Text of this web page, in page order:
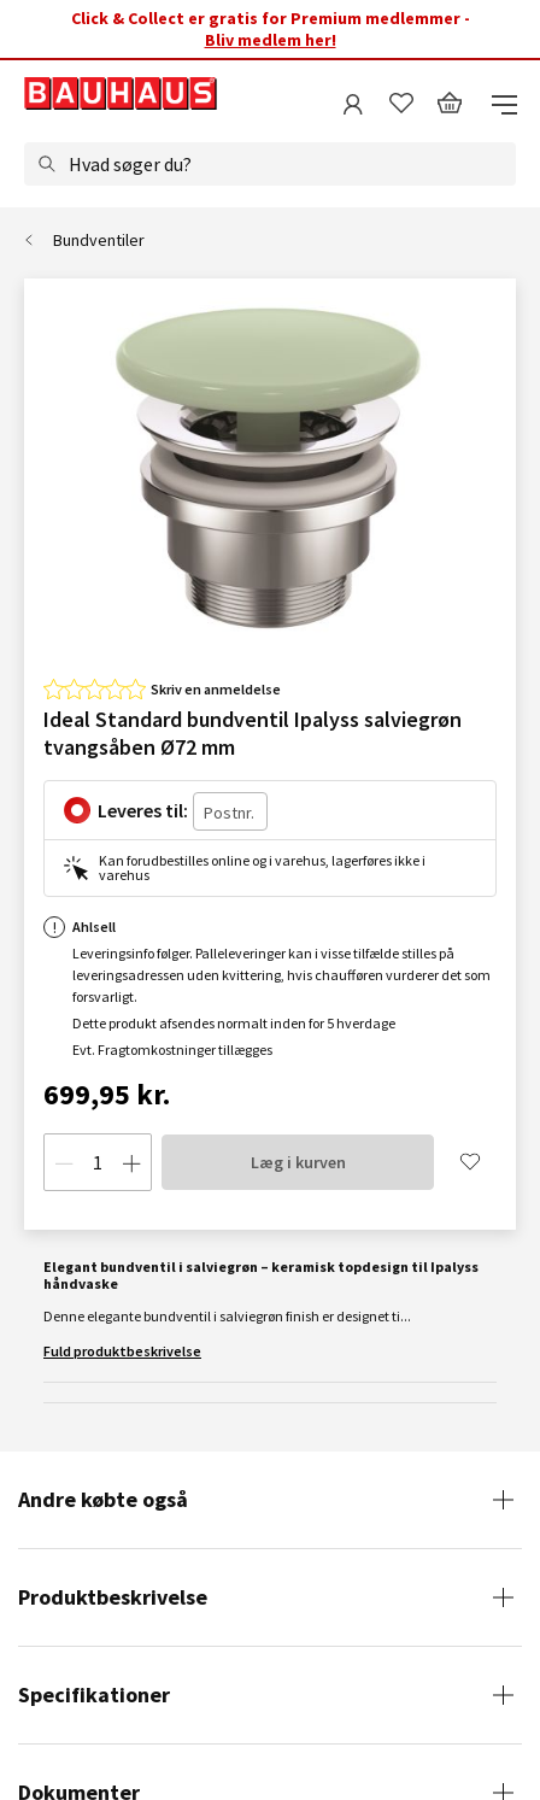
Click & Collect er gratis for Premium medlemmer -
Bliv medlem her!
Hvad søger du?
Bundventiler
Skriv en anmeldelse
Ideal Standard bundventil Ipalyss salviegrøn
tvangsåben Ø72 mm
Leveres til:
Kan forudbestilles online og i varehus, lagerføres ikke i
varehus
Ahlsell
Leveringsinfo følger. Palleleveringer kan i visse tilfælde stilles på
leveringsadressen uden kvittering, hvis chaufføren vurderer det som
forsvarligt.
Dette produkt afsendes normalt inden for 5 hverdage
Evt. Fragtomkostninger tillægges
699,95 kr.
Læg i kurven
Elegant bundventil i salviegrøn – keramisk topdesign til Ipalyss
håndvaske
Denne elegante bundventil i salviegrøn finish er designet ti...
Fuld produktbeskrivelse
Andre købte også
Produktbeskrivelse
Specifikationer
Dokumenter